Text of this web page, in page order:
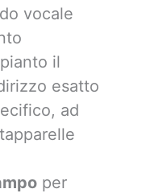
vocale
il
esatto
ad
per